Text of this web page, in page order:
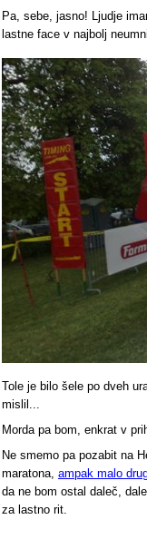
Pa, sebe, jasno! Ljudje
lastne face v najbolj
Tole je bilo šele po dveh
mislil...
Morda pa bom, enkrat v
Ne smemo pa pozabit na
maratona, ampak malo
da ne bom ostal daleč,
za lastno rit.